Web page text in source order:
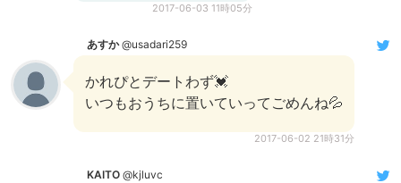
2017-06-03 11時05分
あすか@usadari259
かれぴとデートわず💓
いつもおうちに置いていってごめんね💦
2017-06-02 21時31分
KAITO @kjluvc